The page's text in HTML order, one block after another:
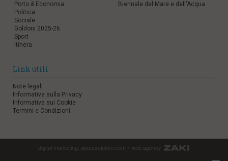
Porto & Economia
Politica
Sociale
Goldoni 2025-26
Sport
Itinera
Biennale del Mare e dell'Acqua
Link utili
Note legali
Informativa sulla Privacy
Informativa sui Cookie
Termini e Condizioni
digital marketing: aboutsolution.com •web agency